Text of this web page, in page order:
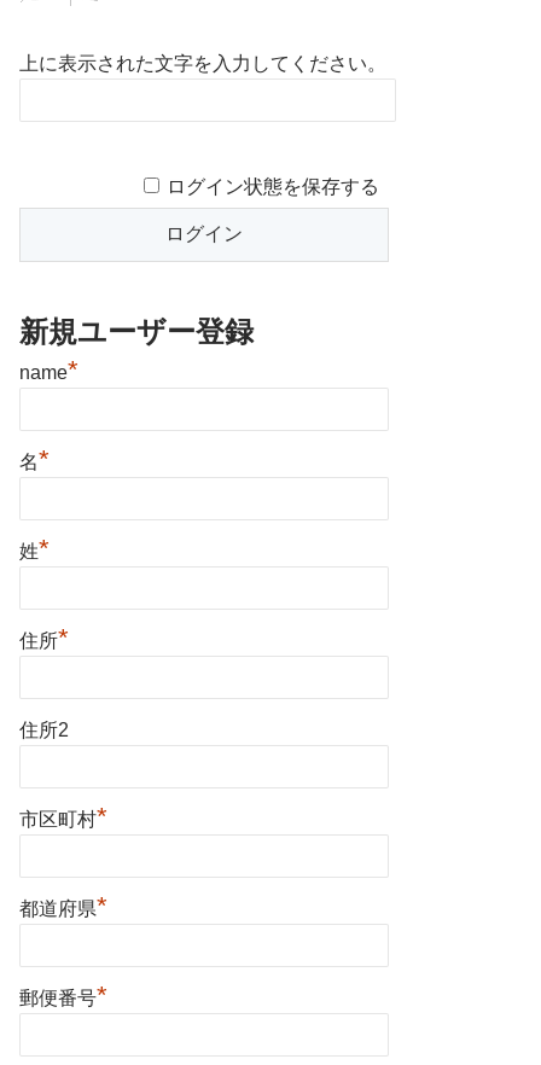
上に表示された文字を入力してください。
ログイン状態を保存する
新規ユーザー登録
name*
名*
姓*
住所*
住所2
市区町村*
都道府県*
郵便番号*